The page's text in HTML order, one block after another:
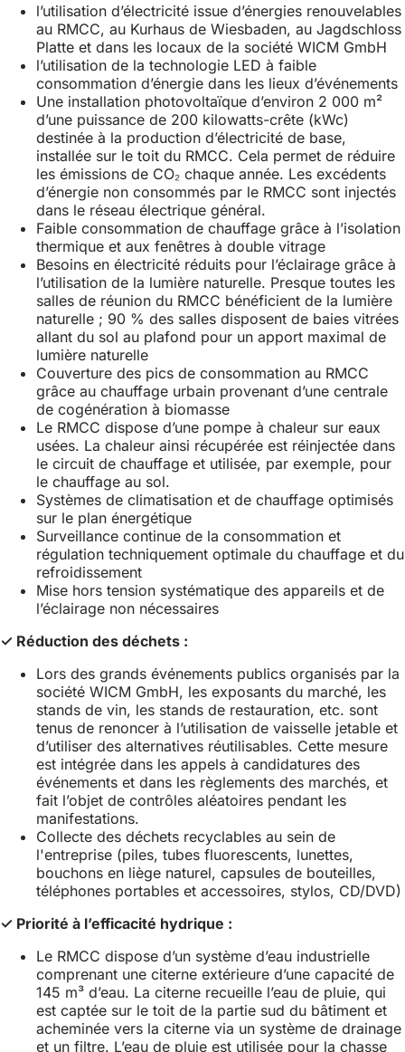
l’utilisation d’électricité issue d’énergies renouvelables
au RMCC, au Kurhaus de Wiesbaden, au Jagdschloss
Platte et dans les locaux de la société WICM GmbH
l’utilisation de la technologie LED à faible
consommation d’énergie dans les lieux d’événements
Une installation photovoltaïque d’environ 2 000 m²
d’une puissance de 200 kilowatts-crête (kWc)
destinée à la production d’électricité de base,
installée sur le toit du RMCC. Cela permet de réduire
les émissions de CO₂ chaque année. Les excédents
d’énergie non consommés par le RMCC sont injectés
dans le réseau électrique général.
Faible consommation de chauffage grâce à l’isolation
thermique et aux fenêtres à double vitrage
Besoins en électricité réduits pour l’éclairage grâce à
l’utilisation de la lumière naturelle. Presque toutes les
salles de réunion du RMCC bénéficient de la lumière
naturelle ; 90 % des salles disposent de baies vitrées
allant du sol au plafond pour un apport maximal de
lumière naturelle
Couverture des pics de consommation au RMCC
grâce au chauffage urbain provenant d’une centrale
de cogénération à biomasse
Le RMCC dispose d’une pompe à chaleur sur eaux
usées. La chaleur ainsi récupérée est réinjectée dans
le circuit de chauffage et utilisée, par exemple, pour
le chauffage au sol.
Systèmes de climatisation et de chauffage optimisés
sur le plan énergétique
Surveillance continue de la consommation et
régulation techniquement optimale du chauffage et du
refroidissement
Mise hors tension systématique des appareils et de
l’éclairage non nécessaires
✓ Réduction des déchets :
Lors des grands événements publics organisés par la
société WICM GmbH, les exposants du marché, les
stands de vin, les stands de restauration, etc. sont
tenus de renoncer à l’utilisation de vaisselle jetable et
d’utiliser des alternatives réutilisables. Cette mesure
est intégrée dans les appels à candidatures des
événements et dans les règlements des marchés, et
fait l’objet de contrôles aléatoires pendant les
manifestations.
Collecte des déchets recyclables au sein de
l'entreprise (piles, tubes fluorescents, lunettes,
bouchons en liège naturel, capsules de bouteilles,
téléphones portables et accessoires, stylos, CD/DVD)
✓ Priorité à l’efficacité hydrique :
Le RMCC dispose d’un système d’eau industrielle
comprenant une citerne extérieure d’une capacité de
145 m³ d’eau. La citerne recueille l’eau de pluie, qui
est captée sur le toit de la partie sud du bâtiment et
acheminée vers la citerne via un système de drainage
et un filtre. L’eau de pluie est utilisée pour la chasse